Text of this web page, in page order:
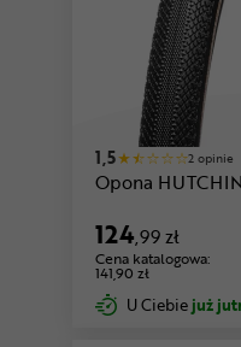
1,5 2 opinie
Opona
124,99 zł
Cena katalogowa:
141,90 zł
U Ciebie już